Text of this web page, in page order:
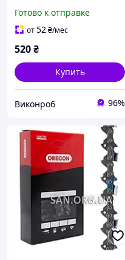
оригінал
Готово к отправке
от52₴/мес
520₴
Купить
Виконроб 96%